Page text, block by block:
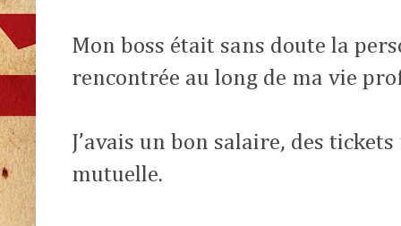
Mon boss était sans doute la
rencontrée au long de ma vie
J’avais un bon salaire, des
mutuelle.